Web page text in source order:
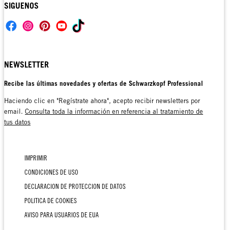
SIGUENOS
NEWSLETTER
Recibe las últimas novedades y ofertas de Schwarzkopf Professional
Haciendo clic en "Regístrate ahora", acepto recibir newsletters por
email. Consulta toda la información en referencia al tratamiento de
tus datos
IMPRIMIR
CONDICIONES DE USO
DECLARACION DE PROTECCION DE DATOS
POLITICA DE COOKIES
AVISO PARA USUARIOS DE EUA